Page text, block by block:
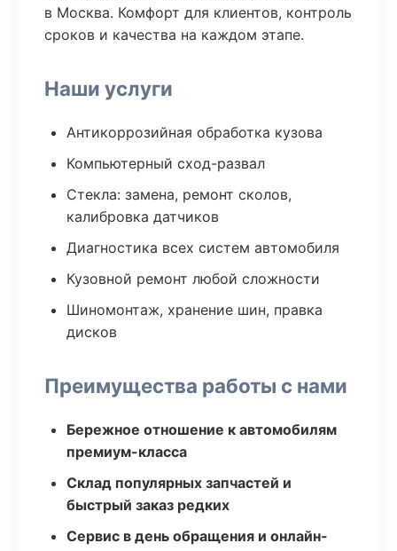
в Москва. Комфорт для клиентов, контроль
сроков и качества на каждом этапе.
Наши услуги
Антикоррозийная обработка кузова
Компьютерный сход-развал
Стекла: замена, ремонт сколов,
калибровка датчиков
Диагностика всех систем автомобиля
Кузовной ремонт любой сложности
Шиномонтаж, хранение шин, правка
дисков
Преимущества работы с нами
Бережное отношение к автомобилям
премиум-класса
Склад популярных запчастей и
быстрый заказ редких
Сервис в день обращения и онлайн-